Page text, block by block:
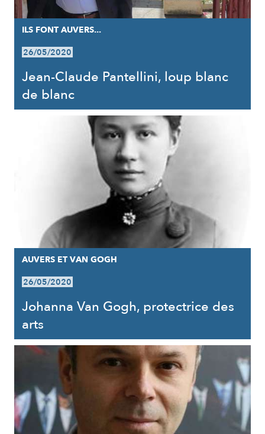
ILS FONT AUVERS...
26/05/2020
Jean-Claude Pantellini, loup blanc
de blanc
AUVERS ET VAN GOGH
26/05/2020
Johanna Van Gogh, protectrice des
arts